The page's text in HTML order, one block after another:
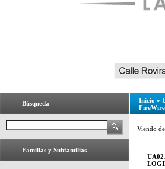
Búsqueda
Familias y Subfamilias
Inicio »
FireWire
Viendo